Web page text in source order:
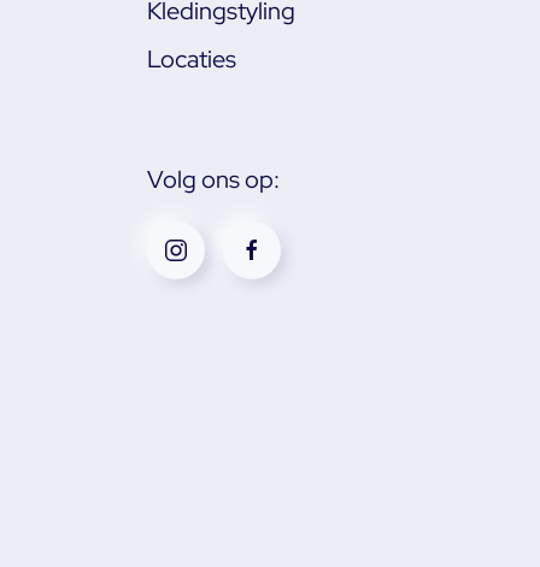
Kledingstyling
Locaties
Volg ons op: